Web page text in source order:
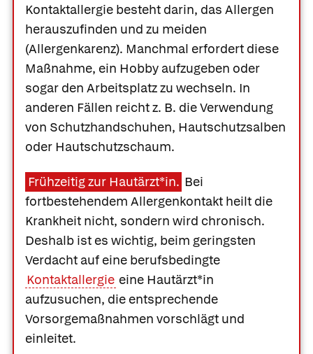
Kontaktallergie besteht darin, das Allergen
herauszufinden und zu meiden
(Allergenkarenz). Manchmal erfordert diese
Maßnahme, ein Hobby aufzugeben oder
sogar den Arbeitsplatz zu wechseln. In
anderen Fällen reicht z. B. die Verwendung
von Schutzhandschuhen, Hautschutzsalben
oder Hautschutzschaum.
Frühzeitig zur Hautärzt*in. Bei
fortbestehendem Allergenkontakt heilt die
Krankheit nicht, sondern wird chronisch.
Deshalb ist es wichtig, beim geringsten
Verdacht auf eine berufsbedingte
Kontaktallergie eine Hautärzt*in
aufzusuchen, die entsprechende
Vorsorgemaßnahmen vorschlägt und
einleitet.